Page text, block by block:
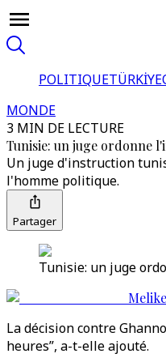
POLITIQUETÜRKİYE
MONDE
3 MIN DE LECTURE
Tunisie: un juge ordonne
Un juge d'instruction
l'homme politique.
Partager
Tunisie: un juge
La décision contre
heures”, a-t-elle ajouté.